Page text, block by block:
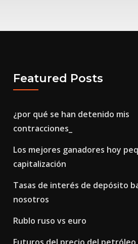
Featured Posts
¿por qué se han detenido mis
contracciones_
Los mejores ganadores hoy
capitalización
Tasas de interés de depósito
nosotros
Rublo ruso vs euro